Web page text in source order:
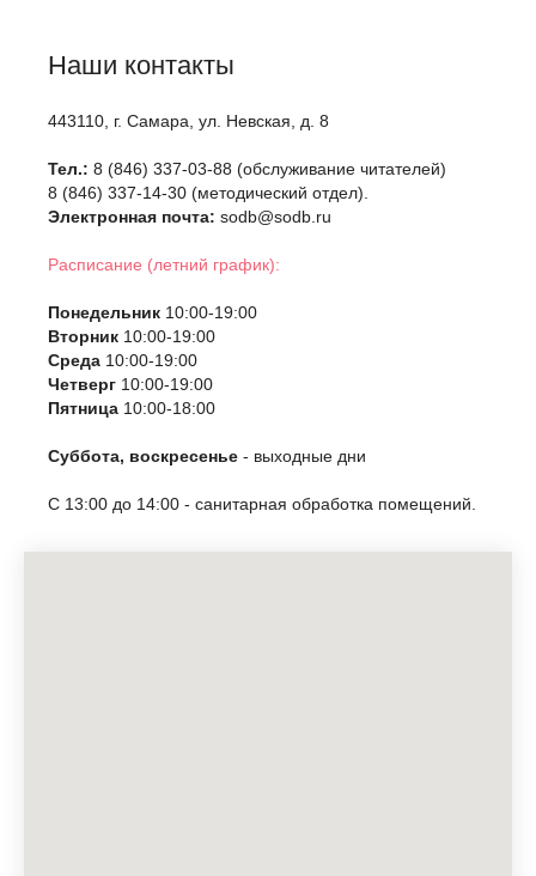
Наши контакты
443110, г. Самара, ул. Невская, д. 8
Тел.: 8 (846) 337-03-88 (обслуживание читателей)
8 (846) 337-14-30 (методический отдел).
Электронная почта: sodb@sodb.ru
Расписание (летний график):
Понедельник 10:00-19:00
Вторник 10:00-19:00
Среда 10:00-19:00
Четверг 10:00-19:00
Пятница 10:00-18:00
Суббота, воскресенье - выходные дни
С 13:00 до 14:00 - санитарная обработка помещений.